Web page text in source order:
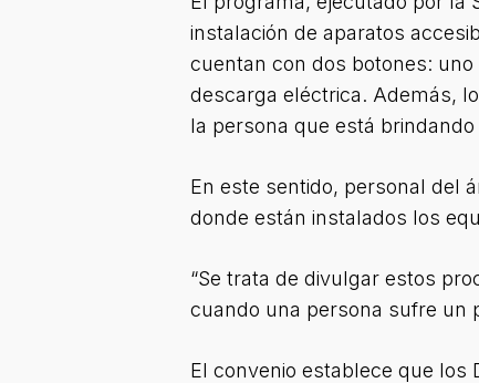
instalación de aparatos
cuentan con dos botones:
descarga eléctrica. Además,
la persona que está
En este sentido, personal del
donde están instalados los
“Se trata de divulgar estos
cuando una persona sufre un
El convenio establece que los